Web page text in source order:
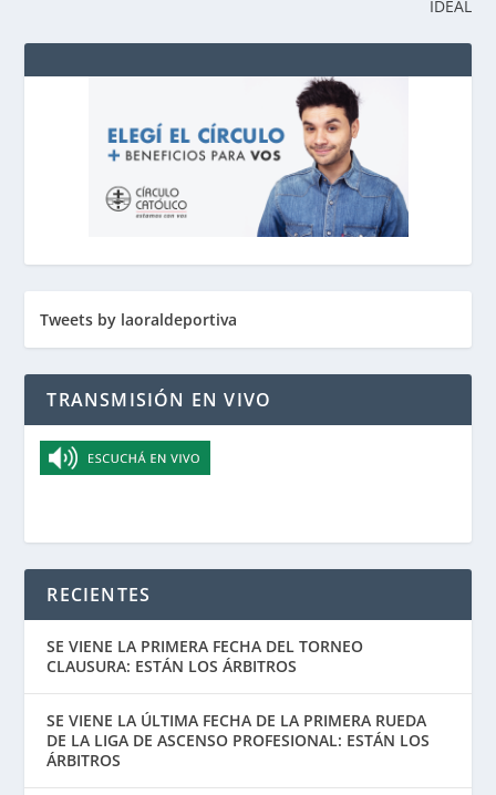
IDEAL
Tweets by laoraldeportiva
TRANSMISIÓN EN VIVO
RECIENTES
SE VIENE LA PRIMERA FECHA DEL TORNEO
CLAUSURA: ESTÁN LOS ÁRBITROS
SE VIENE LA ÚLTIMA FECHA DE LA PRIMERA RUEDA
DE LA LIGA DE ASCENSO PROFESIONAL: ESTÁN LOS
ÁRBITROS